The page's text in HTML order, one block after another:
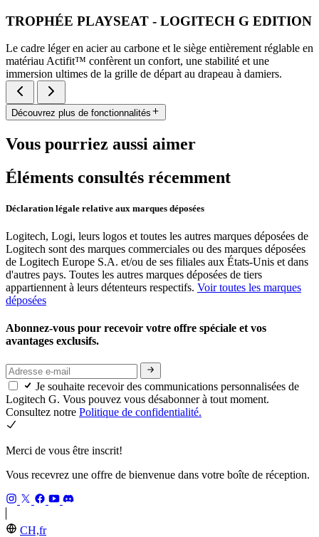
TROPHÉE PLAYSEAT - LOGITECH G EDITION
Le cadre léger en acier au carbone et le siège entièrement réglable en
matériau Actifit™️ confèrent un confort, une stabilité et une
immersion ultimes de la grille de départ au drapeau à damiers.
Découvrez plus de fonctionnalités
Vous pourriez aussi aimer
Éléments consultés récemment
Déclaration légale relative aux marques déposées
Logitech, Logi, leurs logos et toutes les autres marques déposées de
Logitech sont des marques commerciales ou des marques déposées
de Logitech Europe S.A. et/ou de ses filiales aux États-Unis et dans
d'autres pays. Toutes les autres marques déposées de tiers
appartiennent à leurs détenteurs respectifs. Voir toutes les marques
déposées
Abonnez-vous pour recevoir votre offre spéciale et vos
avantages exclusifs.
Je souhaite recevoir des communications personnalisées de
Logitech G. Vous pouvez vous désabonner à tout moment.
Consultez notre Politique de confidentialité.
Merci de vous être inscrit!
Vous recevrez une offre de bienvenue dans votre boîte de réception.
CH,fr